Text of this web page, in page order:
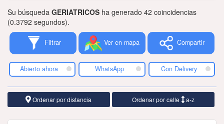
Tiendacores
Contactenos
Su búsqueda GERIATRICOS ha generado 42 coincidencias
(0.3792 segundos).
Filtrar Ver en mapa Compartir
Abierto ahora WhatsApp Con Delivery
Ordenar por distancia Ordenar por calle a-z